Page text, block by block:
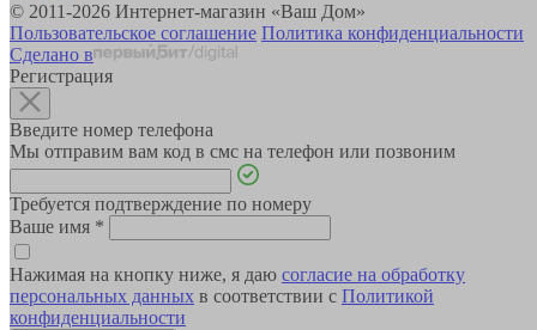
© 2011-2026 Интернет-магазин «Ваш Дом»
Пользовательское соглашение Политика конфиденциальности
Сделано в
Регистрация
Введите номер телефона
Мы отправим вам код в смс на телефон или позвоним
Требуется подтверждение по номеру
Ваше имя *
Нажимая на кнопку ниже, я даю согласие на обработку
персональных данных в соответствии с Политикой
конфиденциальности